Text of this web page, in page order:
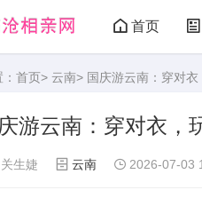
首页
首页> 云南> 国庆游云南：穿对
游云南：穿对衣，
关生婕 云南 2026-07-03